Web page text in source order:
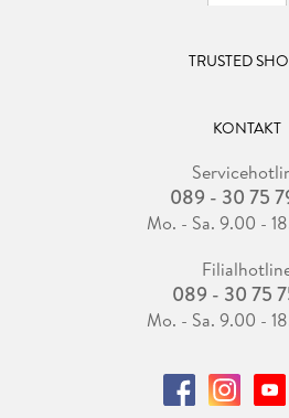
TRUSTED
KONTAKT
089 - 30 75
Mo. - Sa. 9.00 -
089 - 30 75
Mo. - Sa. 9.00 -